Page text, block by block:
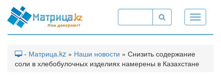
Toggle
- Матрица.kz » Наши новости » Снизить содержание
соли в хлебобулочных изделиях намерены в Казахстане